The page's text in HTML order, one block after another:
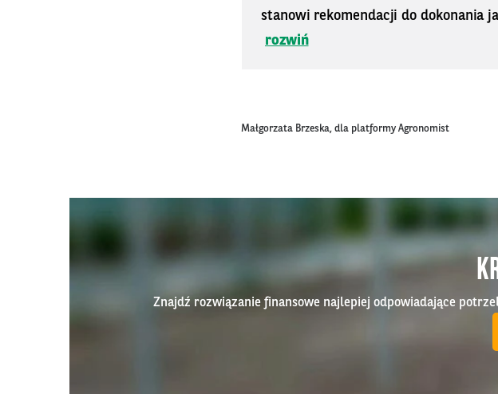
stanowi rekomendacji do dokonania
rozwiń
Małgorzata Brzeska, dla platformy Agronomist
Znajdź rozwiązanie finansowe najlepiej odpowiadające